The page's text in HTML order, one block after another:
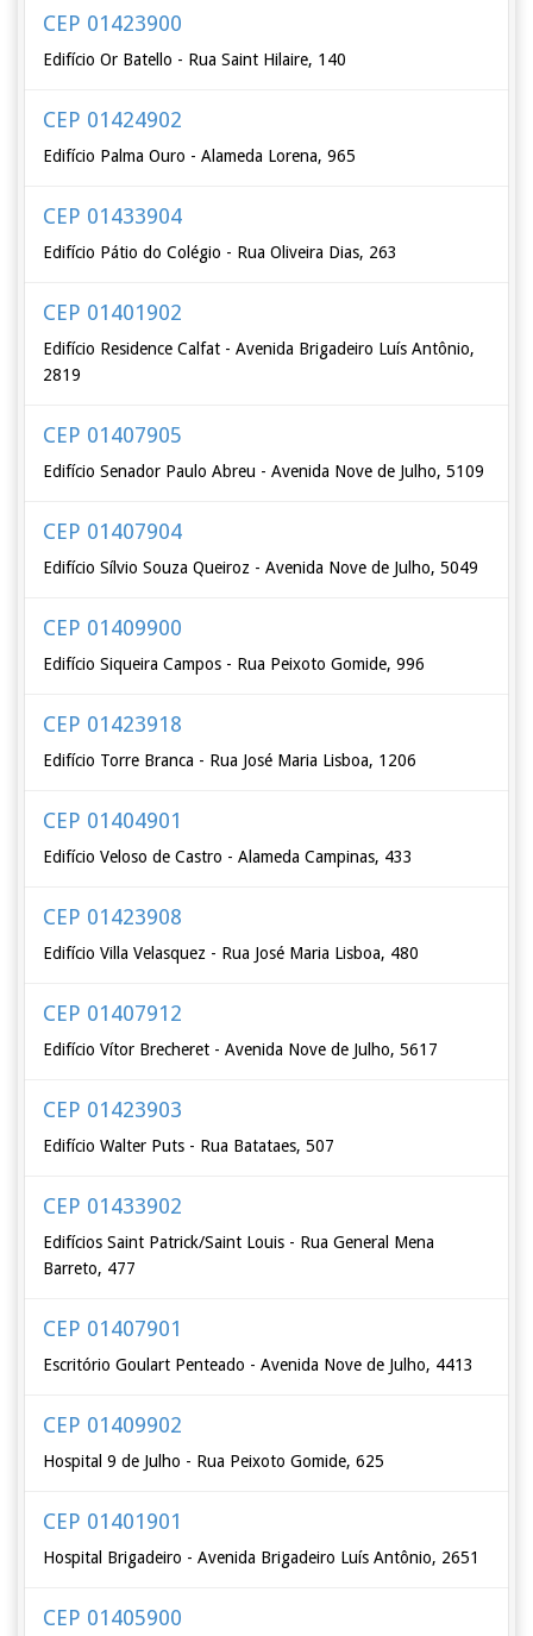
CEP 01423900
Edifício Or Batello - Rua Saint Hilaire, 140
CEP 01424902
Edifício Palma Ouro - Alameda Lorena, 965
CEP 01433904
Edifício Pátio do Colégio - Rua Oliveira Dias, 263
CEP 01401902
Edifício Residence Calfat - Avenida Brigadeiro Luís Antônio,
2819
CEP 01407905
Edifício Senador Paulo Abreu - Avenida Nove de Julho, 5109
CEP 01407904
Edifício Sílvio Souza Queiroz - Avenida Nove de Julho, 5049
CEP 01409900
Edifício Siqueira Campos - Rua Peixoto Gomide, 996
CEP 01423918
Edifício Torre Branca - Rua José Maria Lisboa, 1206
CEP 01404901
Edifício Veloso de Castro - Alameda Campinas, 433
CEP 01423908
Edifício Villa Velasquez - Rua José Maria Lisboa, 480
CEP 01407912
Edifício Vítor Brecheret - Avenida Nove de Julho, 5617
CEP 01423903
Edifício Walter Puts - Rua Batataes, 507
CEP 01433902
Edifícios Saint Patrick/Saint Louis - Rua General Mena
Barreto, 477
CEP 01407901
Escritório Goulart Penteado - Avenida Nove de Julho, 4413
CEP 01409902
Hospital 9 de Julho - Rua Peixoto Gomide, 625
CEP 01401901
Hospital Brigadeiro - Avenida Brigadeiro Luís Antônio, 2651
CEP 01405900